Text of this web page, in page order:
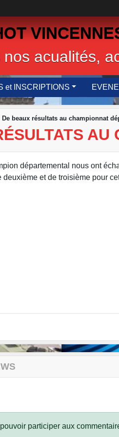
nos acualités,
et INSCRIPTIONS
De beaux résultats au championnat
AU
départemental nous ont
et de troisième pour
participer aux